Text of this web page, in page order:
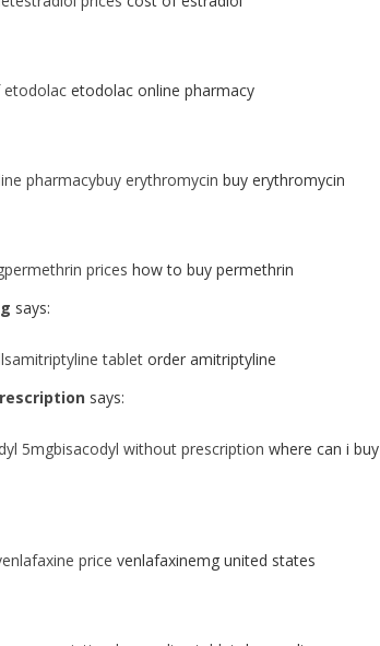
etodolac etodolac online pharmacy
pharmacybuy erythromycin buy erythromycin
prices how to buy permethrin
says:
tablet order amitriptyline
says:
5mgbisacodyl without prescription where can i buy
price venlafaxinemg united states